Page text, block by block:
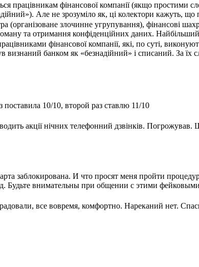
працівникам фінансової компанії (якщо простими
Але не зрозуміло як, ці колектори кажуть,
(організоване злочинне угрупування), фінансові
та отримання конфіденційних даних. Найбільший
фінансової компанії, які, по суті,
визнаний банком як «безнадійний» і списаний. За
10/10, второй раз ставлю 11/10
акції нічних телефонний дзвінків.
заблокирована. И что просят меня пройти
Будьте внимательны при общении с этими
все вовремя, комфортно. Нареканий нет.